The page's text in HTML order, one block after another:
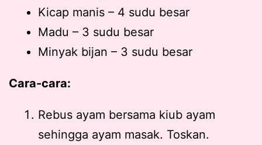
Kicap manis – 4 sudu besar
Madu – 3 sudu besar
Minyak bijan – 3 sudu besar
Cara-cara:
Rebus ayam bersama kiub ayam
sehingga ayam masak. Toskan.